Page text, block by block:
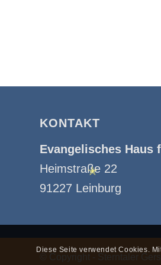
KONTAKT
Evangelisches Haus
Heimstraße 22
91227 Leinburg
© Copyright - Sterntaler
Diese Seite verwendet Cookies.